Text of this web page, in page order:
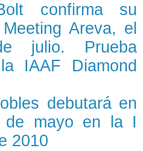
confirma su
Areva, el
julio. Prueba
IAAF Diamond
debutará en
de mayo en la I
2010